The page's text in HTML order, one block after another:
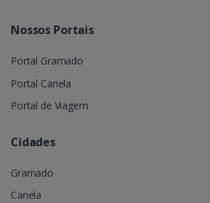
Nossos Portais
Portal Gramado
Portal Canela
Portal de Viagem
Cidades
Gramado
Canela